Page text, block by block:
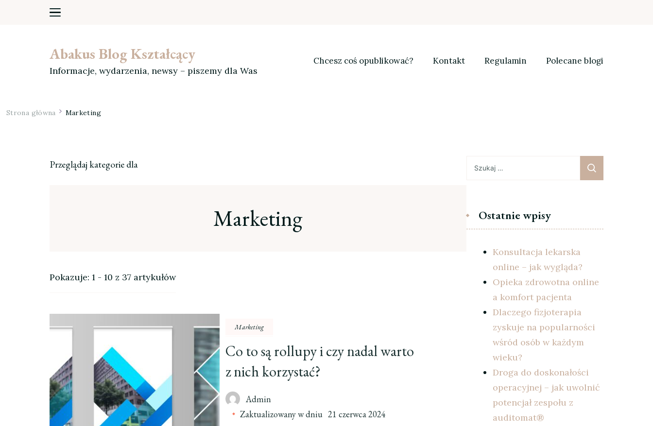
Abakus Blog Kształcący
Informacje, wydarzenia, newsy – piszemy dla Was
Chcesz coś opublikować? Kontakt Regulamin Polecane blogi
Strona główna Marketing
Przeglądaj kategorie dla
Marketing
Pokazuje: 1 - 10 z 37 artykułów
Marketing
Co to są rollupy i czy nadal warto
z nich korzystać?
Admin
Zaktualizowany w dniu 21 czerwca 2024
Ostatnie wpisy
Konsultacja lekarska
online – jak wygląda?
Opieka zdrowotna online
a komfort pacjenta
Dlaczego fizjoterapia
zyskuje na popularności
wśród osób w każdym
wieku?
Droga do doskonałości
operacyjnej – jak uwolnić
potencjał zespołu z
auditomat®